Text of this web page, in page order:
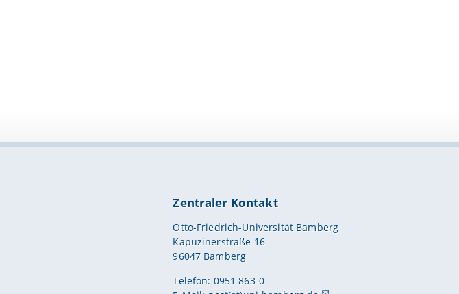
Zentraler Kontakt
Otto-Friedrich-Universität Bamberg
Kapuzinerstraße 16
96047 Bamberg
Telefon: 0951 863-0